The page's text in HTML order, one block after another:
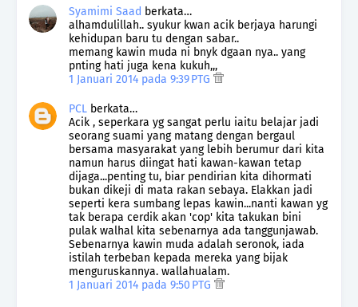
Syamimi Saad berkata…
alhamdulillah.. syukur kwan acik berjaya harungi
kehidupan baru tu dengan sabar..
memang kawin muda ni bnyk dgaan nya.. yang
pnting hati juga kena kukuh,,,
1 Januari 2014 pada 9:39 PTG
PCL berkata…
Acik , seperkara yg sangat perlu iaitu belajar jadi
seorang suami yang matang dengan bergaul
bersama masyarakat yang lebih berumur dari kita
namun harus diingat hati kawan-kawan tetap
dijaga...penting tu, biar pendirian kita dihormati
bukan dikeji di mata rakan sebaya. Elakkan jadi
seperti kera sumbang lepas kawin...nanti kawan yg
tak berapa cerdik akan 'cop' kita takukan bini
pulak walhal kita sebenarnya ada tanggunjawab.
Sebenarnya kawin muda adalah seronok, iada
istilah terbeban kepada mereka yang bijak
menguruskannya. wallahualam.
1 Januari 2014 pada 9:50 PTG